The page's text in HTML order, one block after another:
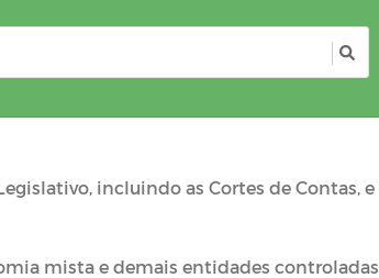
incluindo as Cortes de Contas, e
mista e demais entidades controladas